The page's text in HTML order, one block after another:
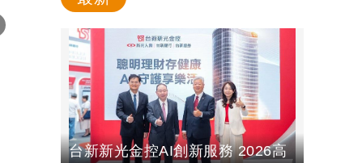
台新新光金控AI創新服務 2026高